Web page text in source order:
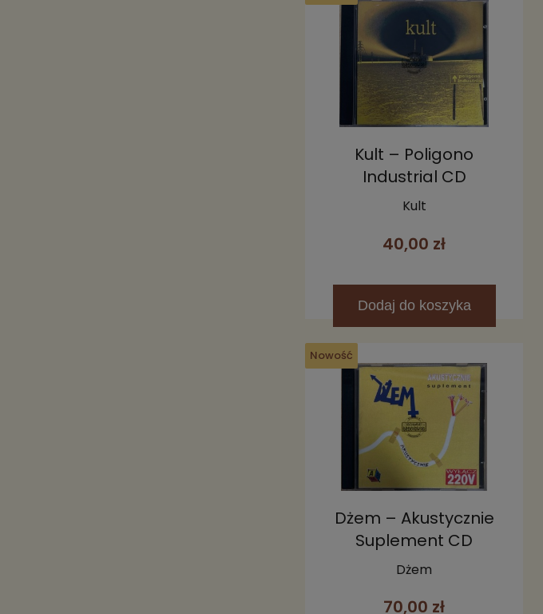
Kult – Poligono
Industrial CD
Kult
40,00 zł
Dodaj do koszyka
Dżem – Akustycznie
Suplement CD
Dżem
70,00 zł
Nowość